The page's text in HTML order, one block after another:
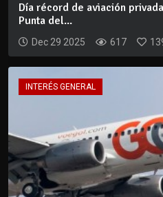
Día récord de aviación
Punta del...
Dec 29 2025 617
INTERÉS GENERAL